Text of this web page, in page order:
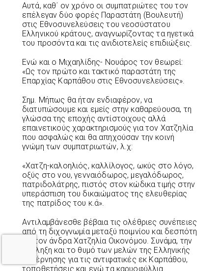
Αυτά, καθ΄ ον χρόνο οι συμπατριώτες του τον
επέλεγαν δύο φορές Παραστάτη (Βουλευτή)
στις Εθνοσυνελεύσεις του νεοσύστατου
Ελληνικού κράτους, αναγνωρίζοντας τα ηγετικά
του προσόντα και τις ανιδιοτελείς επιδιώξεις.
Ενώ και ο Μιχαηλίδης- Νουάρος τον θεωρεί:
«Ως τον πρώτο και τακτικό παραστάτη της
Επαρχίας Καρπάθου στις Εθνοσυνελεύσεις».
Σημ. Μήπως θα ήταν ενδιαφέρον, να
διατυπώσουμε και εμείς στην καθαρεύουσα, τη
γλώσσα της εποχής αντίστοιχους αλλά
επαινετικούς χαρακτηρισμούς για τον Χατζηλία
που ασφαλώς και θα απηχούσαν την κοινή
γνώμη των συμπατριωτών, λ.χ:
«Χατζη-καλοηλιός, καλλίλογος, ωκύς στο λόγο,
οξύς στο νου, γενναιόδωρος, μεγαλόδωρος,
πατριδολάτρης, πιστός στον κώδικα τιμής στην
υπεράσπιση του δικαιώματος της ελευθερίας
της πατρίδος του κ.ά».
Αντιλαμβάνεσθε βέβαια τις ολέθριες συνέπειες
από τη διχογνωμία μεταξύ ποιμνίου και δεσπότη
για τον άνδρα Χατζηλία Οικονόμου. Συνάμα, την
έκπληξη και το θυμό των μελών της Ελληνικής
Κυβέρνησης για τις αντιφατικές εκ Καρπάθου,
τοποθετήσεις και ενώ τα καρυοφύλλια